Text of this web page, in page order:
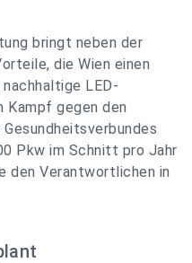
bringt neben der
die Wien einen
LED-
Kampf gegen den
Pkw im Schnitt pro Jahr
den Verantwortlichen in